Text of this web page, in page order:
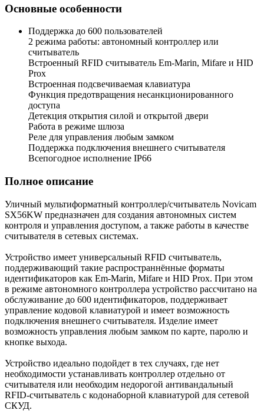
Основные особенности
Поддержка до 600 пользователей
2 режима работы: автономный контроллер или
считыватель
Встроенный RFID считыватель Em-Marin, Mifare и HID
Prox
Встроенная подсвечиваемая клавиатура
Функция предотвращения несанкционированного
доступа
Детекция открытия силой и открытой двери
Работа в режиме шлюза
Реле для управления любым замком
Поддержка подключения внешнего считывателя
Всепогодное исполнение IP66
Полное описание
Уличный мультиформатный контроллер/считыватель Novicam
SX56KW предназначен для создания автономных систем
контроля и управления доступом, а также работы в качестве
считывателя в сетевых системах.
Устройство имеет универсальный RFID считыватель,
поддерживающий такие распространнённые форматы
идентификаторов как Em-Marin, Mifare и HID Prox. При этом
в режиме автономного контроллера устройство рассчитано на
обслуживание до 600 идентификаторов, поддерживает
управление кодовой клавиатурой и имеет возможность
подключения внешнего считывателя. Изделие имеет
возможность управления любым замком по карте, паролю и
кнопке выхода.
Устройство идеально подойдет в тех случаях, где нет
необходимости устанавливать контроллер отдельно от
считывателя или необходим недорогой антивандальный
RFID-считыватель с кодонаборной клавиатурой для сетевой
СКУД.